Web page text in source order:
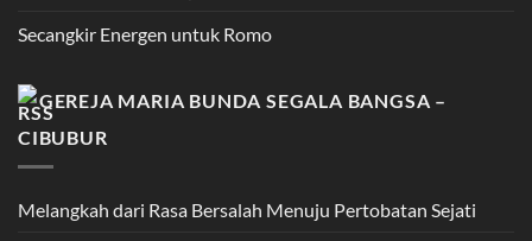
Secangkir Energen untuk Romo
GEREJA MARIA BUNDA SEGALA BANGSA –
CIBUBUR
Melangkah dari Rasa Bersalah Menuju Pertobatan Sejati